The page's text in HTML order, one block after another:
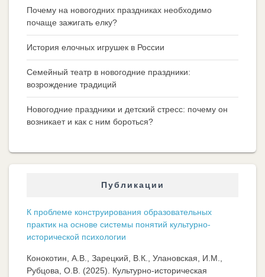
Почему на новогодних праздниках необходимо
почаще зажигать елку?
История елочных игрушек в России
Семейный театр в новогодние праздники:
возрождение традиций
Новогодние праздники и детский стресс: почему он
возникает и как с ним бороться?
Публикации
К проблеме конструирования образовательных
практик на основе системы понятий культурно-
исторической психологии
Конокотин, А.В., Зарецкий, В.К., Улановская, И.М.,
Рубцова, О.В. (2025). Культурно-историческая